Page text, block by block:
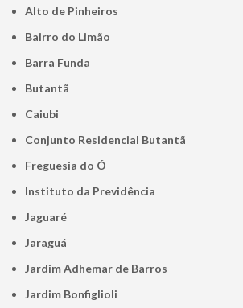
Alto de Pinheiros
Bairro do Limão
Barra Funda
Butantã
Caiubi
Conjunto Residencial Butantã
Freguesia do Ó
Instituto da Previdência
Jaguaré
Jaraguá
Jardim Adhemar de Barros
Jardim Bonfiglioli